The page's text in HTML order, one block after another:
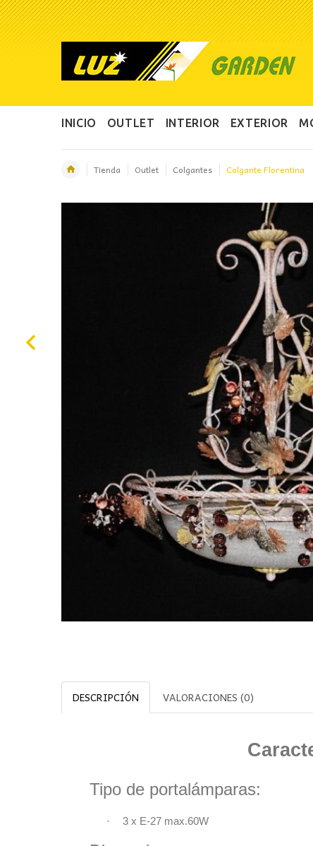
INICIO OUTLET INTERIOR EXTERIOR
Tienda Outlet Colgantes Colgante Florentina
DESCRIPCIÓN VALORACIONES (0)
Tipo de portalámparas:
· 3 x E-27